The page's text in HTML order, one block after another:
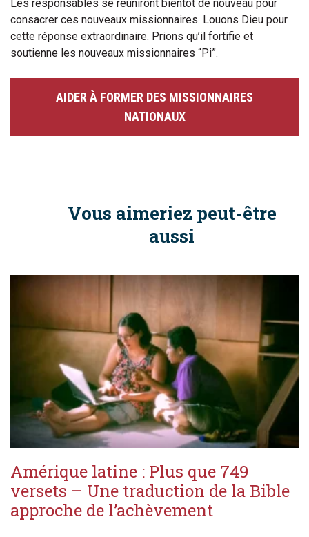
Les responsables se réuniront bientôt de nouveau pour
consacrer ces nouveaux missionnaires. Louons Dieu pour
cette réponse extraordinaire. Prions qu’il fortifie et
soutienne les nouveaux missionnaires “Pi”.
AIDER À FORMER DES MISSIONNAIRES
NATIONAUX
Vous aimeriez peut-être
aussi
Amérique latine : Plus que 749
versets – Une traduction de la Bible
approche de l’achèvement